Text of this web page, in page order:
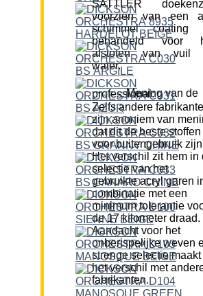
SATTLER
voorzien van een
schimmel coating
behandeld voor
afstoten van vuil
water.
Mening van de professional:
Zelfs andere
zijn anoniem van
dat dit de beste stoffen
voor buitengebruik
Het verschil zit hem in
selectie van het
gebruikte acryl garen
combinatie met een
minimum tolerantie
de 17 kilometer draad.
Aandacht voor het
onberispelijke weven
strenge selectie maakt
het verschil met
fabrikanten.